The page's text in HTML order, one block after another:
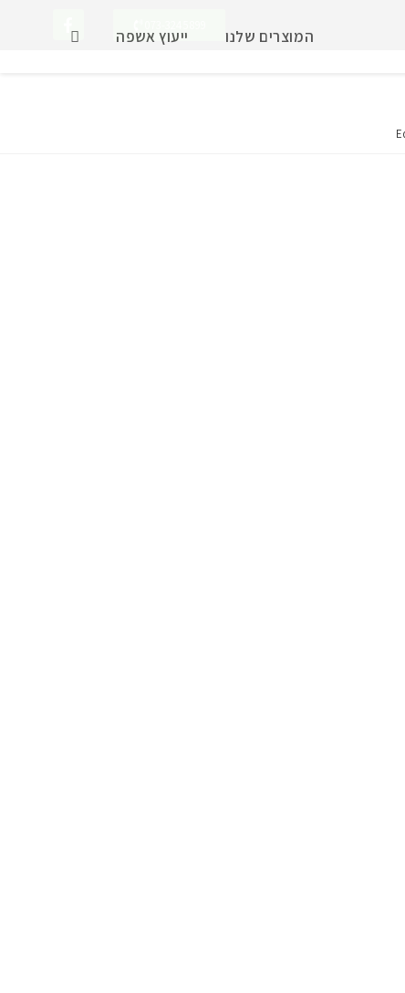
המוצרים שלנו ייעוץ אשפה